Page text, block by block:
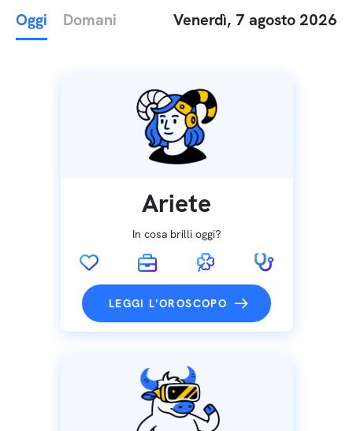
Oggi Domani Venerdì, 7 agosto 2026
Ariete
In cosa brilli oggi?
LEGGI L'OROSCOPO